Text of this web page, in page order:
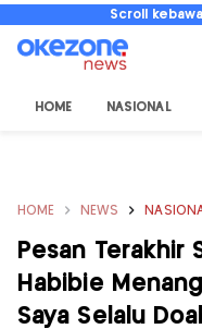
Scroll
HOME NASIONAL
HOME NEWS
Pesan Terakhir
Habibie
Saya Selalu